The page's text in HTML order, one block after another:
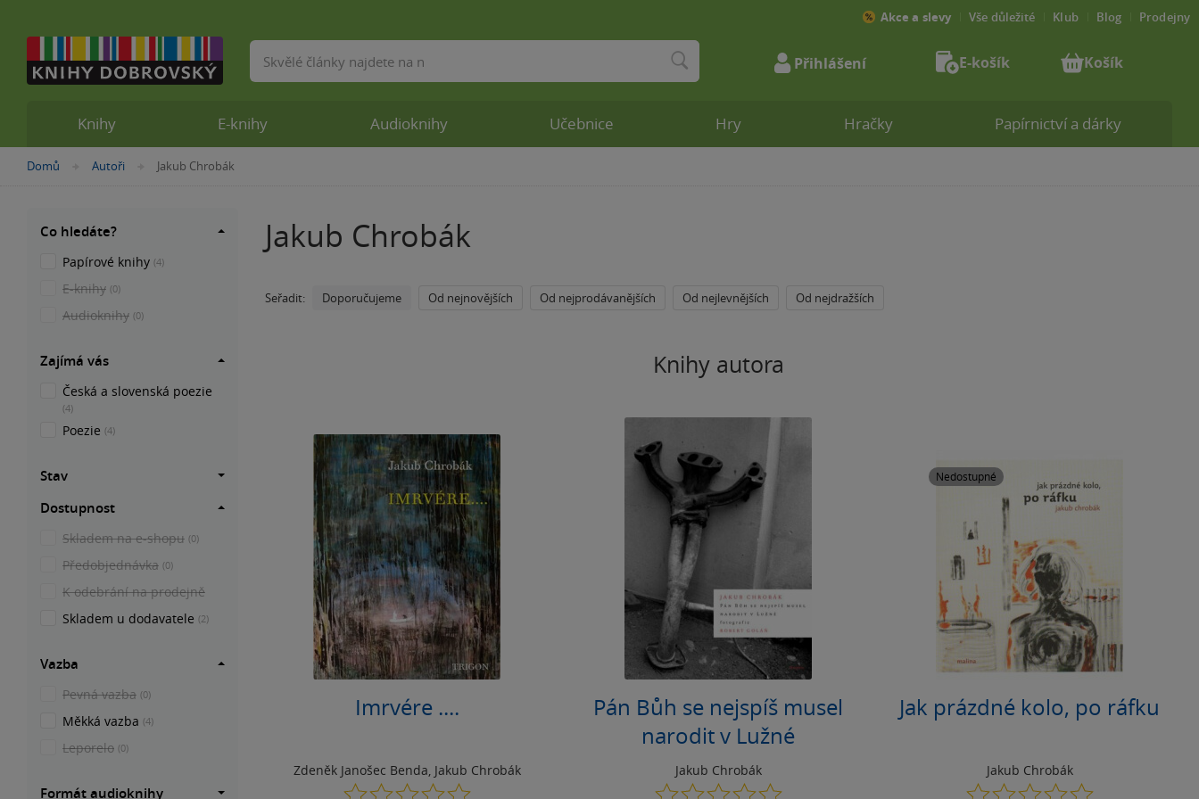
Nacházíte
Domů »Autoři »Jakub Chrobák
Jakub Chrobák
Seřadit: Doporučujeme Od nejnovějších Od nejprodávanějších Od nejlevnějších Od nejdražších
Knihy autora
Imrvére ....
Zdeněk Janošec Benda Jakub Chrobák
0.0
Pán Bůh se nejspíš musel
narodit v Lužné
Jakub Chrobák
0.0
Nedostupné
Jak prázdné kolo, po ráfku
Jakub Chrobák
0.0
Co hledáte?
Papírové knihy (4)
E-knihy (0)
Audioknihy (0)
Zajímá vás
Česká a slovenská poezie
(4)
Poezie (4)
Stav
Dostupnost
Skladem na e-shopu (0)
Předobjednávka (0)
K odebrání na prodejně
Skladem u dodavatele (2)
Vazba
Pevná vazba (0)
Měkká vazba (4)
Leporelo (0)
Formát audioknihy
Knihy E-knihy Audioknihy Učebnice Hry Hračky Papírnictví a dárky
Akce a slevy Vše důležité Klub Blog Prodejny
Vyhledávání Přihlášení E-košík Košík